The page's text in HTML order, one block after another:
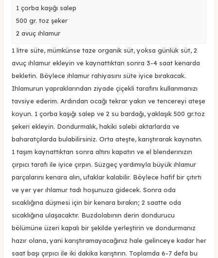
1 çorba kaşığı salep
500 gr. toz şeker
2 avuç ıhlamur
1 litre süte, mümkünse taze organik süt, yoksa günlük süt, 2
avuç ıhlamur ekleyin ve kaynattıktan sonra 3-4 saat kenarda
bekletin. Böylece ıhlamur rahiyasını süte iyice bırakacak.
Ihlamurun yapraklarından ziyade çiçekli tarafını kullanmanızı
tavsiye ederim. Ardından ocağı tekrar yakın ve tencereyi ateşe
koyun. 1 çorba kaşığı salep ve 2 su bardağı, yaklaşık 500 gr.toz
şekeri ekleyin. Dondurmalık, hakiki salebi aktarlarda ve
baharatçılarda bulabilirsiniz. Orta ateşte, karıştırarak kaynatın.
1 taşım kaynattıktan sonra altını kapatın ve el blenderınızın
çırpıcı tarafı ile iyice çırpın. Süzgeç yardımıyla büyük ıhlamur
parçalarını kenara alın, ufaklar kalabilir. Böylece hafif bir çıtırtı
ve yer yer ıhlamur tadı hoşunuza gidecek. Sonra oda
sıcaklığına düşmesi için bir kenara bırakın; 2 saatte oda
sıcaklığına ulaşacaktır. Buzdolabının derin dondurucu
bölümüne üzeri kapalı bir şekilde yerleştirin ve dondurmanız
hazır olana, yani karıştıramayacağınız hale gelinceye kadar her
saat başı çırpıcı ile iki dakika karıştırın. Toplamda 6-7 defa bu